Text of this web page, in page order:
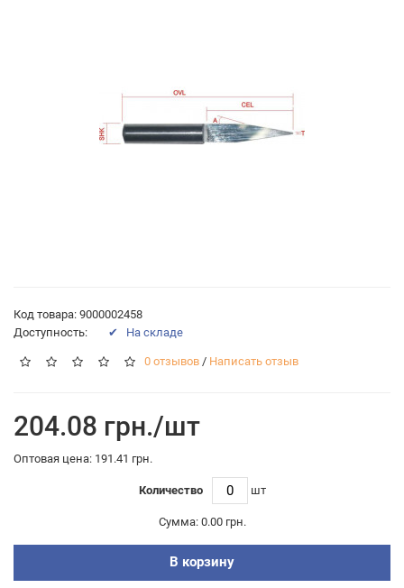
Код товара: 9000002458
Доступность:
✔ На складе
0 отзывов / Написать отзыв
204.08 грн./шт
Оптовая цена: 191.41 грн.
Количество шт
Сумма: 0.00 грн.
В корзину